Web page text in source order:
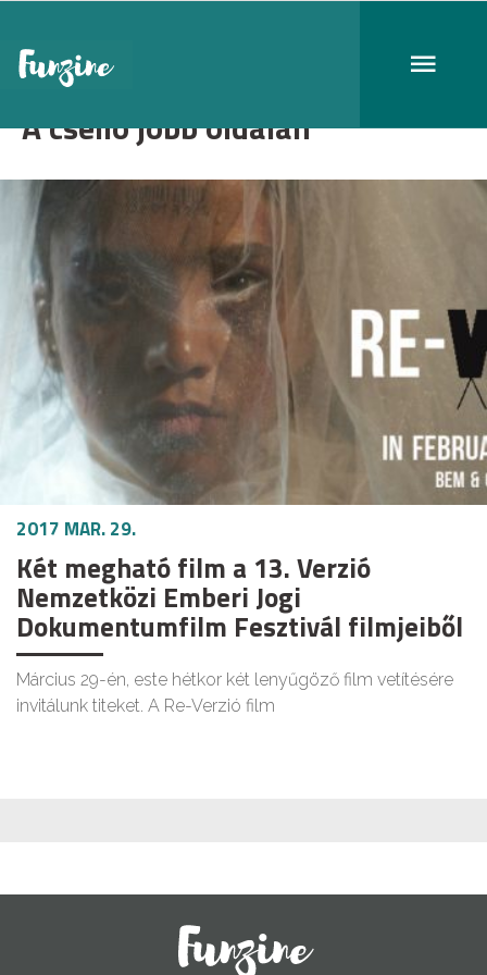
A cselló jobb oldalán
2017 MAR. 29.
Két megható film a 13. Verzió
Nemzetközi Emberi Jogi
Dokumentumfilm Fesztivál filmjeiből
Március 29-én, este hétkor két lenyűgöző film vetítésére
invitálunk titeket. A Re-Verzió film